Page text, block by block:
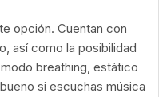
opción. Cuentan con
así como la posibilidad
breathing, estático
si escuchas música